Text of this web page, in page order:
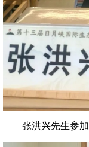
张洪兴先生参